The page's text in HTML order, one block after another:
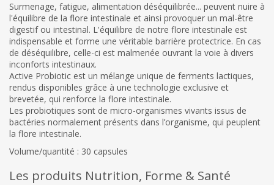
Surmenage, fatigue, alimentation déséquilibrée... peuvent nuire à
l'équilibre de la flore intestinale et ainsi provoquer un mal-être
digestif ou intestinal. L'équilibre de notre flore intestinale est
indispensable et forme une véritable barrière protectrice. En cas
de déséquilibre, celle-ci est malmenée ouvrant la voie à divers
inconforts intestinaux.
Active Probiotic est un mélange unique de ferments lactiques,
rendus disponibles grâce à une technologie exclusive et
brevetée, qui renforce la flore intestinale.
Les probiotiques sont de micro-organismes vivants issus de
bactéries normalement présents dans l’organisme, qui peuplent
la flore intestinale.
Volume/quantité : 30 capsules
Les produits Nutrition, Forme & Santé